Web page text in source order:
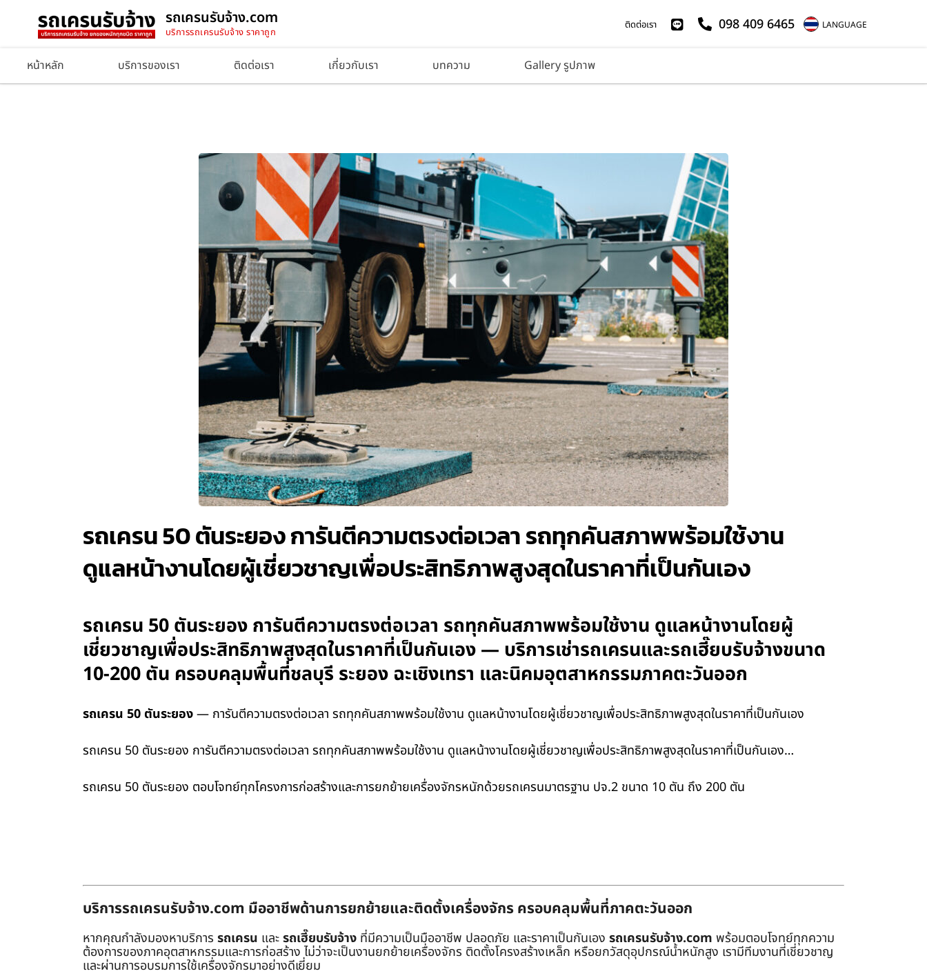
รถเครนรับจ้าง.com
บริการรถเครนรับจ้าง ราคาถูก
ติดต่อเรา 098 409 6465 LANGUAGE
หน้าหลัก บริการของเรา ติดต่อเรา เกี่ยวกับเรา บทความ Gallery รูปภาพ
รถเครน 50 ตันระยอง การันตีความตรงต่อเวลา รถทุกคันสภาพพร้อมใช้งาน
ดูแลหน้างานโดยผู้เชี่ยวชาญเพื่อประสิทธิภาพสูงสุดในราคาที่เป็นกันเอง
รถเครน 50 ตันระยอง การันตีความตรงต่อเวลา รถทุกคันสภาพพร้อมใช้งาน ดูแลหน้างานโดยผู้
เชี่ยวชาญเพื่อประสิทธิภาพสูงสุดในราคาที่เป็นกันเอง — บริการเช่ารถเครนและรถเฮี๊ยบรับจ้างขนาด
10-200 ตัน ครอบคลุมพื้นที่ชลบุรี ระยอง ฉะเชิงเทรา และนิคมอุตสาหกรรมภาคตะวันออก
รถเครน 50 ตันระยอง— การันตีความตรงต่อเวลา รถทุกคันสภาพพร้อมใช้งาน ดูแลหน้างานโดยผู้เชี่ยวชาญเพื่อประสิทธิภาพสูงสุดในราคาที่เป็นกันเอง
รถเครน 50 ตันระยอง การันตีความตรงต่อเวลา รถทุกคันสภาพพร้อมใช้งาน ดูแลหน้างานโดยผู้เชี่ยวชาญเพื่อประสิทธิภาพสูงสุดในราคาที่เป็นกันเอง…
รถเครน 50 ตันระยอง ตอบโจทย์ทุกโครงการก่อสร้างและการยกย้ายเครื่องจักรหนักด้วยรถเครนมาตรฐาน ปจ.2 ขนาด 10 ตัน ถึง 200 ตัน
บริการรถเครนรับจ้าง.com มืออาชีพด้านการยกย้ายและติดตั้งเครื่องจักร ครอบคลุมพื้นที่ภาคตะวันออก
หากคุณกำลังมองหาบริการ รถเครน และรถเฮี๊ยบรับจ้าง ที่มีความเป็นมืออาชีพ ปลอดภัย และราคาเป็นกันเอง รถเครนรับจ้าง.com พร้อมตอบโจทย์ทุกความ
ต้องการของภาคอุตสาหกรรมและการก่อสร้าง ไม่ว่าจะเป็นงานยกย้ายเครื่องจักร ติดตั้งโครงสร้างเหล็ก หรือยกวัสดุอุปกรณ์น้ำหนักสูง เรามีทีมงานที่เชี่ยวชาญ
และผ่านการอบรมการใช้เครื่องจักรมาอย่างดีเยี่ยม